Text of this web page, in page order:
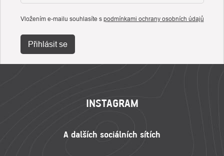
Vložením e-mailu souhlasíte s podmínkami ochrany osobních údajů
Přihlásit se
INSTAGRAM